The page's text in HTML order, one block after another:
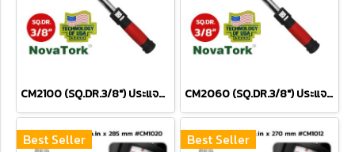
CM2100 (SQ.DR.3/8") ประแจขันปอนด์ 20-100 Nm / 15-75 FT.LBS. CM2060 (SQ.DR.3/8") ประแจขันปอนด์ 10-60 Nm / 9-45 FT.LBS.
Best Seller Best Seller